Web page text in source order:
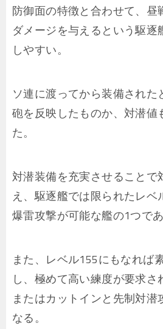
防御面の特徴と合わせて、
ダメージを与えるという駆
しやすい。
ソ連に渡ってから装備され
砲を反映したものか、対潜値
た。
対潜装備を充実させることで
え、駆逐艦では限られたレ
爆雷攻撃が可能な艦の1つであ
また、レベル155にもなれば
し、極めて高い練度が要求
またはカットインと先制対
なる。